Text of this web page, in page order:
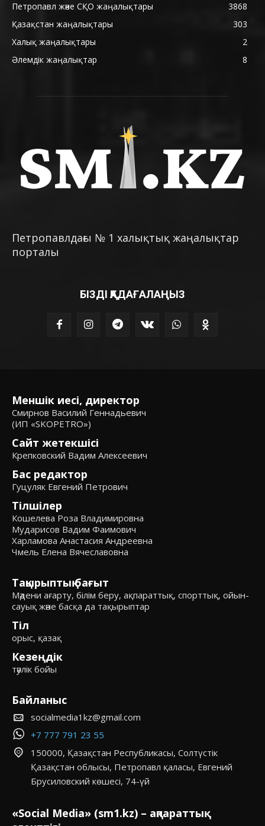
Петропавл және СҚО жаңалықтары
3868
Қазақстан жаңалықтары
303
Халық жаңалықтары
2
Әлемдік жаңалықтар
8
Петропавлдағы № 1 халықтық жаңалықтар
порталы
БІЗДІ ҚАДАҒАЛАҢЫЗ
Меншік иесі, директор
Смирнов Василий Геннадьевич
(ИП «SKOPETRO»)
Сайт жетекшісі
Крепковский Вадим Алексеевич
Бас редактор
Гуцуляк Евгений Петрович
Тілшілер
Кошелева Роза Владимировна
Мударисов Вадим Фаимович
Харламова Анастасия Андреевна
Чмель Елена Вячеславовна
Тақырыптық бағыт
Мәдени ағарту, білім беру, ақпараттық, спорттық, ойын-
сауық және басқа да тақырыптар
Тіл
орыс, қазақ
Кезеңдік
тәулік бойы
Байланыс
socialmedia1kz@gmail.com
+7 777 791 23 55
150000, Қазақстан Республикасы, Солтүстік
Қазақстан облысы, Петропавл қаласы, Евгений
Брусиловский көшесі, 74-үй
«Social Media» (sm1.kz) – ақпараттық